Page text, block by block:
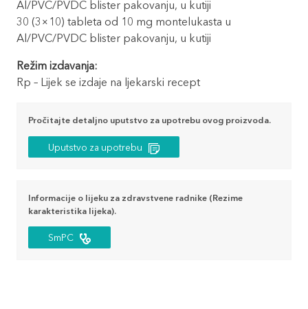
Al/PVC/PVDC blister pakovanju, u kutiji
30 (3×10) tableta od 10 mg montelukasta u
Al/PVC/PVDC blister pakovanju, u kutiji
Režim izdavanja:
Rp – Lijek se izdaje na ljekarski recept
Pročitajte detaljno uputstvo za upotrebu ovog proizvoda.
Uputstvo za upotrebu
Informacije o lijeku za zdravstvene radnike (Rezime
karakteristika lijeka).
SmPC